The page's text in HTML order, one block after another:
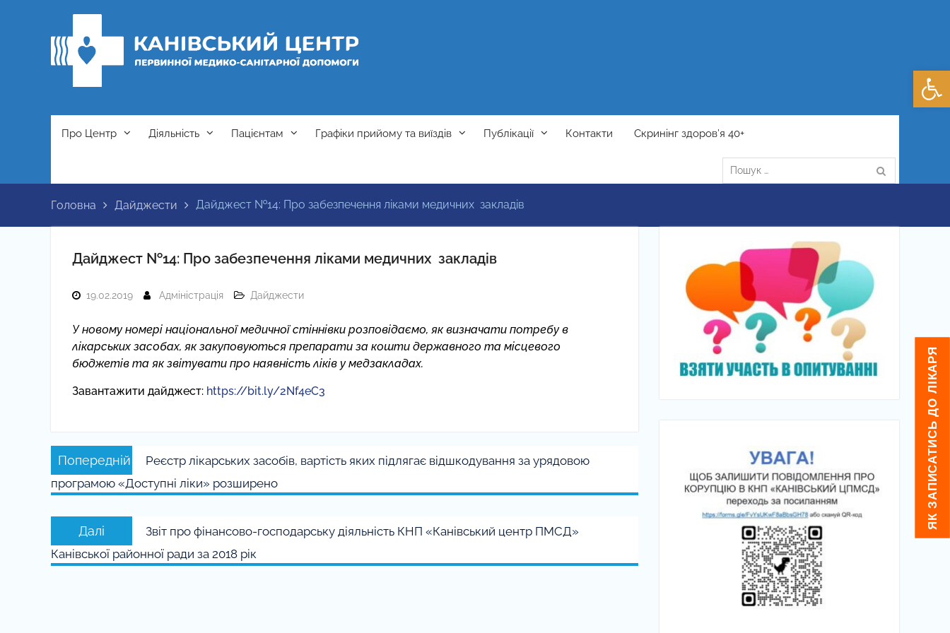
Про Центр Діяльність Пацієнтам Графіки прийому та виїздів Публікації Контакти Скринінг здоров’я 40+
Пошук:
Головна Дайджести Дайджест №14: Про забезпечення ліками медичних закладів
Дайджест №14: Про забезпечення ліками медичних закладів
19.02.2019 Адміністрація Дайджести
У новому номері національної медичної стіннівки розповідаємо, як визначати потребу в
лікарських засобах, як закуповуються препарати за кошти державного та місцевого
бюджетів та як звітувати про наявність ліків у медзакладах.
Завантажити дайджест: https://bit.ly/2Nf4eC3
Навігація
записів
Попередній
Попередній
запис:
Реєстр лікарських засобів, вартість яких підлягає відшкодування за урядовою
програмою «Доступні ліки» розширено
Далі
Наступний
запис:
Звіт про фінансово-господарську діяльність КНП «Канівський центр ПМСД»
Канівської районної ради за 2018 рік
ЯК ЗАПИСАТИСЬ ДО ЛІКАРЯ